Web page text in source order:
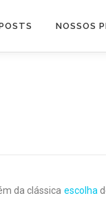
NOSSOS
da clássica escolha